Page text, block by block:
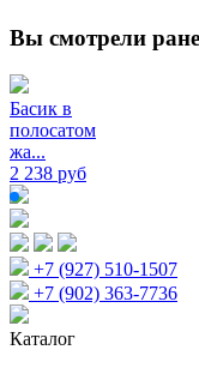
Вы смотрели
Басик в
полосатом
жа...
2 238 руб
+7 (927) 510-1507
+7 (902) 363-7736
Каталог